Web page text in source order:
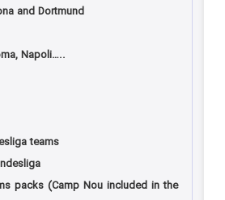
and Dortmund
Napoli…..
teams
packs (Camp Nou included in the